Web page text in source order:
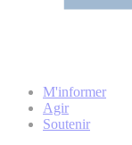
M'informer
Agir
Soutenir